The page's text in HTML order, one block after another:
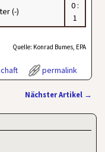
(-)
0 :
1
Quelle: Konrad Bumes, EPA
permalink
Nächster Artikel →